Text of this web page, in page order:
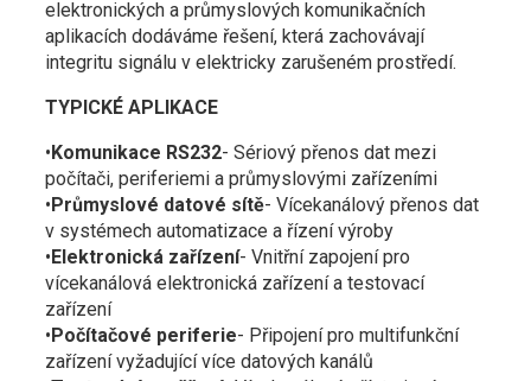
elektronických a průmyslových komunikačních
aplikacích dodáváme řešení, která zachovávají
integritu signálu v elektricky zarušeném prostředí.
TYPICKÉ APLIKACE
•Komunikace RS232- Sériový přenos dat mezi
počítači, periferiemi a průmyslovými zařízeními
•Průmyslové datové sítě- Vícekanálový přenos dat
v systémech automatizace a řízení výroby
•Elektronická zařízení- Vnitřní zapojení pro
vícekanálová elektronická zařízení a testovací
zařízení
•Počítačové periferie- Připojení pro multifunkční
zařízení vyžadující více datových kanálů